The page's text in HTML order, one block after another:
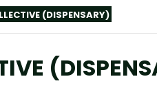
(DISPENSARY)